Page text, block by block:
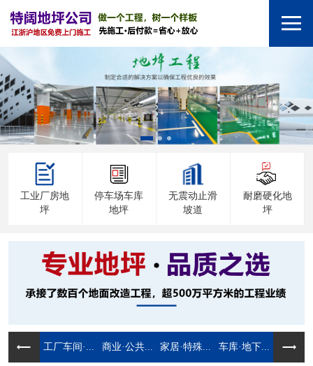
工业厂房地
坪
停车场车库
地坪
无震动止滑
坡道
耐磨硬化地
坪
工厂车间·... 商业·公共... 家居·特殊... 车库·地下...